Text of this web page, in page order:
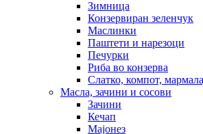
Зимница
Конзервиран зеленчук
Маслинки
Паштети и нарезоци
Печурки
Риба во конзерва
Слатко, компот,
Масла, зачини и сосови
Зачини
Кечап
Мајонез